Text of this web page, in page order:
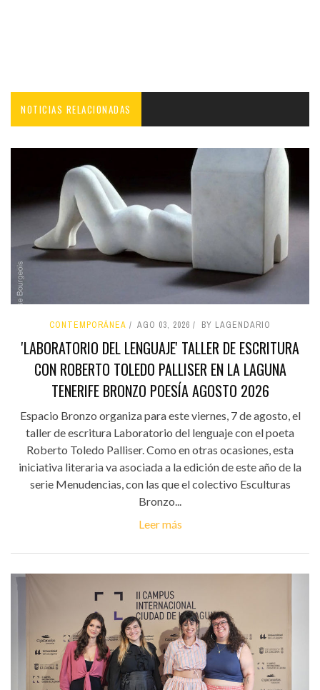
NOTICIAS RELACIONADAS
CONTEMPORÁNEA AGO 03, 2026 BY LAGENDARIO
'LABORATORIO DEL LENGUAJE' TALLER DE ESCRITURA
CON ROBERTO TOLEDO PALLISER EN LA LAGUNA
TENERIFE BRONZO POESÍA AGOSTO 2026
Espacio Bronzo organiza para este viernes, 7 de agosto, el
taller de escritura Laboratorio del lenguaje con el poeta
Roberto Toledo Palliser. Como en otras ocasiones, esta
iniciativa literaria va asociada a la edición de este año de la
serie Menudencias, con las que el colectivo Esculturas
Bronzo...
Leer más